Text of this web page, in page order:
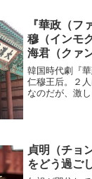
『華政（フ
穆（インモ
海君（クァ
韓国時代劇『
仁穆王后。２
なのだが、激
貞明（チョ
をどう過ご